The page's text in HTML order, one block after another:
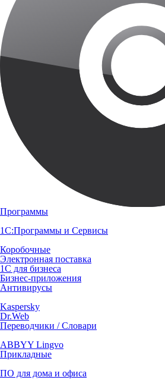
Программы
1С:Программы и Сервисы
Коробочные
Электронная поставка
1С для бизнеса
Бизнес-приложения
Антивирусы
Kaspersky
Dr.Web
Переводчики / Словари
ABBYY Lingvo
Прикладные
ПО для дома и офиса